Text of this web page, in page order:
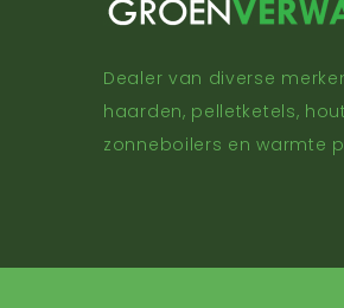
Dealer van diverse
haarden, pelletketels,
zonneboilers en warmte